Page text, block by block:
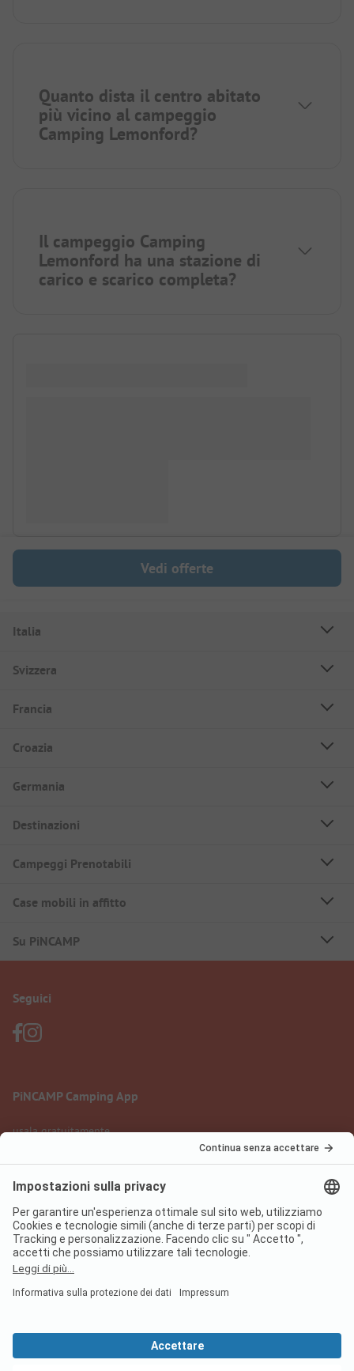
Quanto dista il centro abitato
più vicino al campeggio
Camping Lemonford?
Il campeggio Camping
Lemonford ha una stazione di
carico e scarico completa?
Vedi offerte
Italia
Svizzera
Francia
Croazia
Germania
Destinazioni
Campeggi Prenotabili
Case mobili in affitto
Su PiNCAMP
Seguici
PiNCAMP Camping App
usala gratuitamente
Informazione legale
Protezione dati
Condizioni d'uso
Regolamento sui servizi digitali